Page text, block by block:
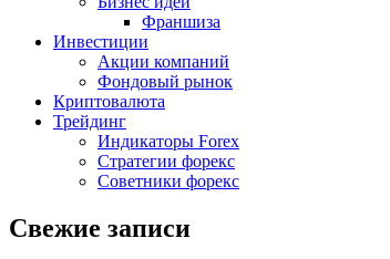
Франшиза
Инвестиции
Акции компаний
Фондовый рынок
Криптовалюта
Трейдинг
Индикаторы Forex
Стратегии форекс
Советники форекс
Свежие записи